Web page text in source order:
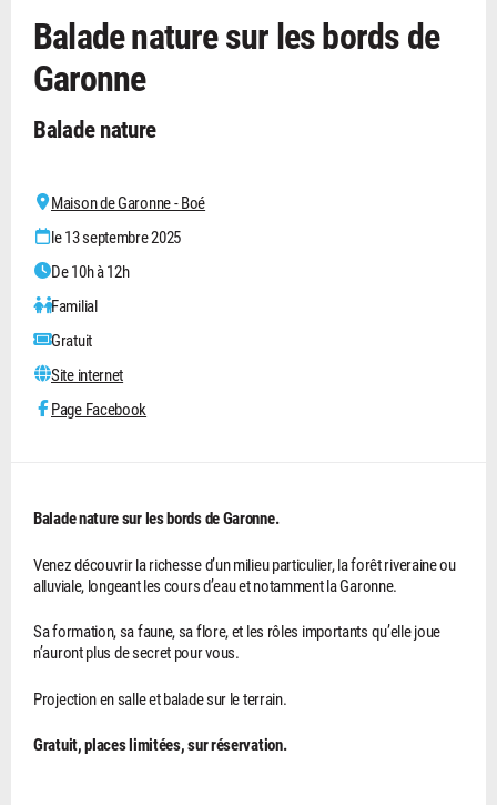
Balade nature sur les bords de
Garonne
Balade nature
Maison de Garonne - Boé
le 13 septembre 2025
De 10h à 12h
Familial
Gratuit
Site internet
Page Facebook
Balade nature sur les bords de Garonne.
Venez découvrir la richesse d’un milieu particulier, la forêt riveraine ou
alluviale, longeant les cours d’eau et notamment la Garonne.
Sa formation, sa faune, sa flore, et les rôles importants qu’elle joue
n’auront plus de secret pour vous.
Projection en salle et balade sur le terrain.
Gratuit, places limitées, sur réservation.